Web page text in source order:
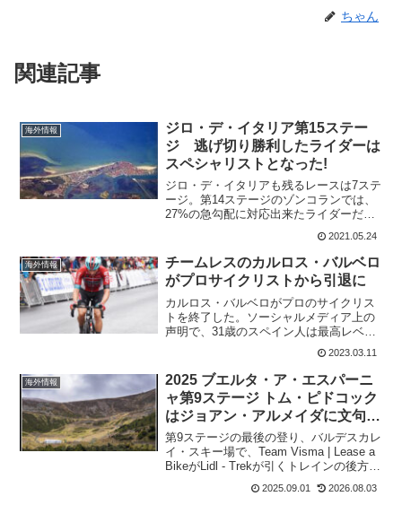
ちゃん
関連記事
海外情報
ジロ・デ・イタリア第15ステー
ジ 逃げ切り勝利したライダーは
スペシャリストとなった!
ジロ・デ・イタリアも残るレースは7ステ
ージ。第14ステージのゾンコランでは、
27%の急勾配に対応出来たライダーだけ
が生き残ったと言っても良い。エガン・
ベルナルとサイモン・イェーツという両
雄の対決が初めてみられた山岳となっ
た。残る4つの山岳ス...
2021.05.24
海外情報
チームレスのカルロス・バルベロ
がプロサイクリストから引退に
カルロス・バルベロがプロのサイクリス
トを終了した。ソーシャルメディア上の
声明で、31歳のスペイン人は最高レベル
のサイクリングを辞めると発表してい
る。2022年、バルベロはまだLotto
Soudalに所属していたが、それ以来、チ
ームを持たな...
2023.03.11
海外情報
2025 ブエルタ・ア・エスパーニ
ャ第9ステージ トム・ピドコック
はジョアン・アルメイダに文句言
われてた?
第9ステージの最後の登り、バルデスカレ
イ・スキー場で、Team Visma | Lease a
BikeがLidl - Trekが引くトレインの後方か
ら急襲。マッテオ・ヨルゲルソンが猛烈
にヨナス・ヴィンゲゴーを引いてスパー
2025.09.01 2026.08.03